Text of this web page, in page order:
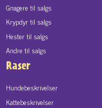
Gnagere til salgs
Krypdyr til salgs
Hester til salgs
Andre til salgs
Raser
Hundebeskrivelser
Kattebeskrivelser